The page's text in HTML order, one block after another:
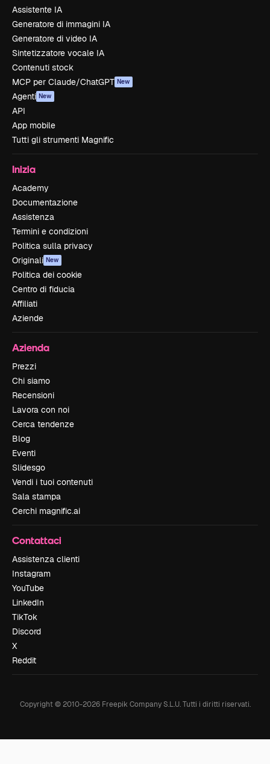
Assistente IA
Generatore di immagini IA
Generatore di video IA
Sintetizzatore vocale IA
Contenuti stock
MCP per Claude/ChatGPT New
Agenti New
API
App mobile
Tutti gli strumenti Magnific
Inizia
Academy
Documentazione
Assistenza
Termini e condizioni
Politica sulla privacy
Originali New
Politica dei cookie
Centro di fiducia
Affiliati
Aziende
Azienda
Prezzi
Chi siamo
Recensioni
Lavora con noi
Cerca tendenze
Blog
Eventi
Slidesgo
Vendi i tuoi contenuti
Sala stampa
Cerchi magnific.ai
Contattaci
Assistenza clienti
Instagram
YouTube
LinkedIn
TikTok
Discord
X
Reddit
Copyright © 2010-2026Freepik Company S.L.U. Tutti i diritti riservati.